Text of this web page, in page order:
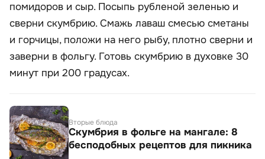
помидоров и сыр. Посыпь рубленой зеленью и
сверни скумбрию. Смажь лаваш смесью сметаны
и горчицы, положи на него рыбу, плотно сверни и
заверни в фольгу. Готовь скумбрию в духовке 30
минут при 200 градусах.
Вторые блюда
Скумбрия в фольге на мангале: 8
бесподобных рецептов для пикника